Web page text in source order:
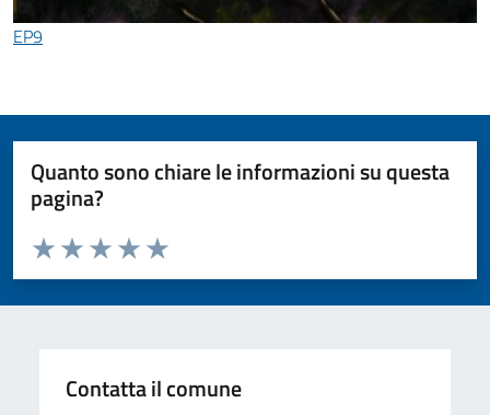
EP9
Quanto sono chiare le informazioni su questa
pagina?
Valuta da 1 a 5 stelle la pagina
Valuta 5 stelle su 5
Valuta 4 stelle su 5
Valuta 3 stelle su 5
Valuta 2 stelle su 5
Valuta 1 stelle su 5
Contatta il comune